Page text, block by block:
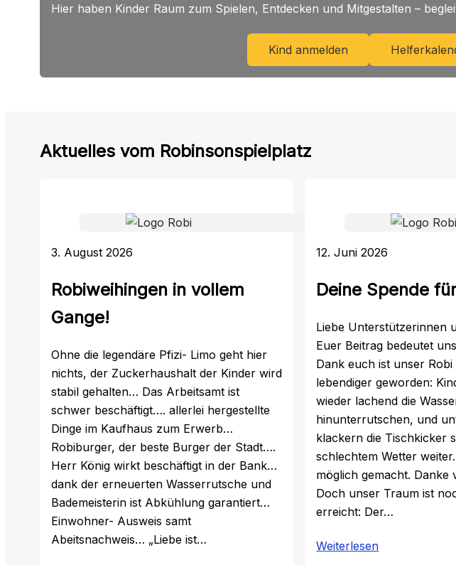
Hier haben Kinder Raum zum Spielen, Entdecken und Mitgestalten –
Kind anmelden
Aktuelles vom Robinsonspielplatz
3. August 2026
Robiweihingen in vollem
Gange!
Ohne die legendäre Pfizi- Limo geht hier
nichts, der Zuckerhaushalt der Kinder wird
stabil gehalten… Das Arbeitsamt ist
schwer beschäftigt…. allerlei hergestellte
Dinge im Kaufhaus zum Erwerb…
Robiburger, der beste Burger der Stadt….
Herr König wirkt beschäftigt in der Bank…
dank der erneuerten Wasserrutsche und
Bademeisterin ist Abkühlung garantiert…
Einwohner- Ausweis samt
Abeitsnachweis… „Liebe ist…
12. Juni 2026
Deine Spende
Liebe Unterstützerinnen
Euer Beitrag bedeutet
Dank euch ist unser
lebendiger geworden:
wieder lachend die
hinunterrutschen, und
klackern die Tischkicker
schlechtem Wetter
möglich gemacht. Danke
Doch unser Traum ist
erreicht: Der…
Weiterlesen: